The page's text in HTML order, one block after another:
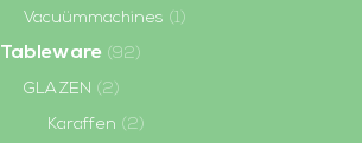
Vacuümmachines (1)
Tableware (92)
GLAZEN (2)
Karaffen (2)